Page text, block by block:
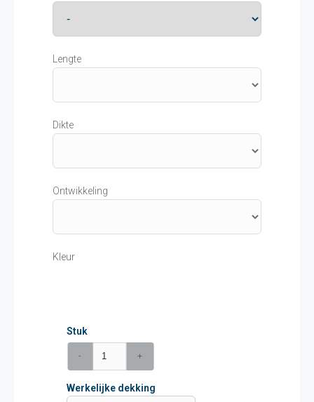
Lengte
Dikte
Ontwikkeling
Kleur
Stuk
- +
Werkelijke dekking